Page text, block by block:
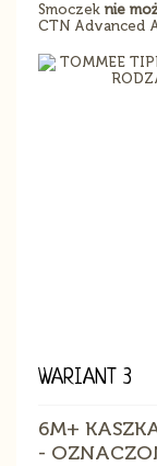
Smoczek nie
CTN Advanced
WARIANT 3
6M+
-